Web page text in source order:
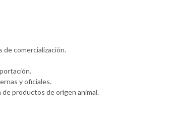
comercialización.
y oficiales.
productos de origen animal.